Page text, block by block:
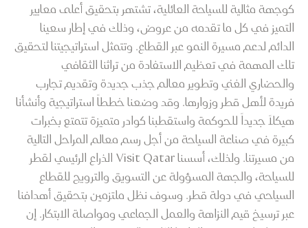
كوجهة مثالية للسياحة العائلية، تشتهر بتحقيق أعلى معايير
التميز في كل ما تقدمه من عروض، وذلك في إطار سعينا
الدائم لدعم مسيرة النمو عبر القطاع. وتتمثل استراتيجيتنا لتحقيق
تلك المهمة في تعظيم الاستفادة من تراثنا الثقافي
والحضاري الغني وتطوير معالم جذب جديدة وتقديم تجارب
فريدة لأهل قطر وزوارها. وقد وضعنا خططاً استراتيجية وأنشأنا
هيكلاً جديداً للحوكمة واستقطبنا كوادر متميزة تتمتع بخبرات
كبيرة في صناعة السياحة من أجل رسم معالم المراحل التالية
من مسيرتنا. ولذلك، أسسنا Visit Qatar الذراع الرئيسي لقطر
للسياحة، والجهة المسؤولة عن التسويق والترويج للقطاع
السياحي في دولة قطر. وسوف نظل ملتزمين بتحقيق أهدافنا
عبر ترسيخ قيم النزاهة والعمل الجماعي ومواصلة الابتكار. إن